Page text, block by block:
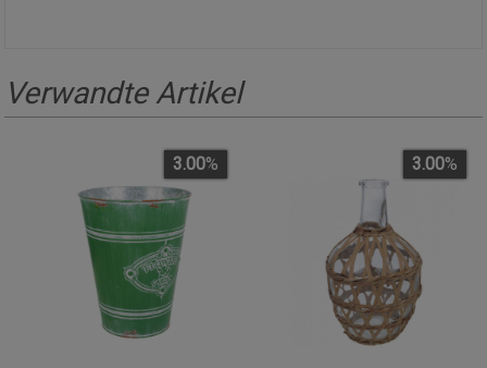
Verwandte Artikel
3.00% 3.00%